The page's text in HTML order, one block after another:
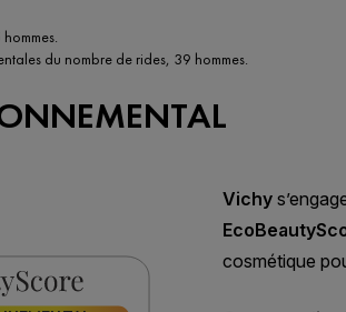
du nombre de rides, 39 hommes.